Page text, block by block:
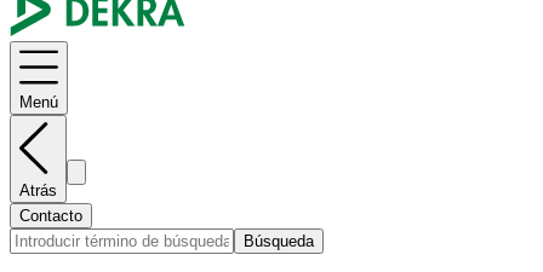
Menú
Atrás
Contacto
Búsqueda